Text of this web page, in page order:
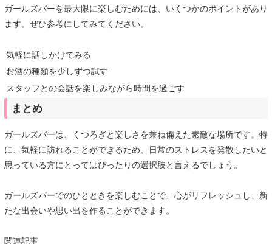
ガールズバーを最大限に楽しむためには、いくつかのポイントがあり
ます。ぜひ参考にしてみてください。
気軽に話しかけてみる
お酒の種類を少しずつ試す
スタッフとの会話を楽しみながら時間を過ごす
まとめ
ガールズバーは、くつろぎと楽しさを兼ね備えた素敵な場所です。特
に、気軽に訪れることができるため、日常のストレスを発散したいと
思っている方にとってはぴったりの選択肢と言えるでしょう。
ガールズバーでのひとときを楽しむことで、心がリフレッシュし、新
たな出会いや思い出を作ることができます。
関連記事